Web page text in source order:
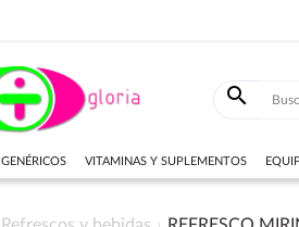

GENÉRICOS VITAMINAS Y SUPLEMENTOS